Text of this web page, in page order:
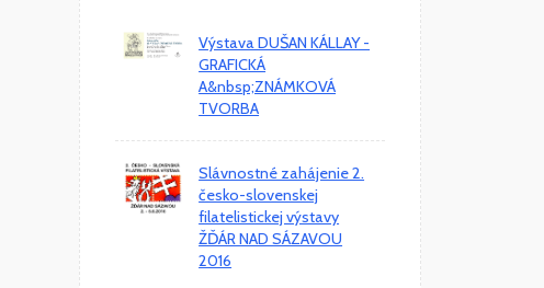
Výstava DUŠAN KÁLLAY -
GRAFICKÁ
A&nbsp;ZNÁMKOVÁ
TVORBA
Slávnostné zahájenie 2.
česko-slovenskej
filatelistickej výstavy
ŽĎÁR NAD SÁZAVOU
2016